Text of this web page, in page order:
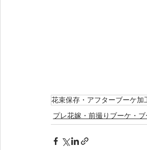
花束保存・アフターブーケ
プレ花嫁・前撮りブーケ・